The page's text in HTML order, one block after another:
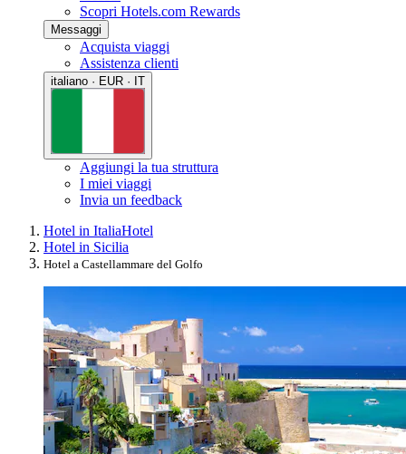
Scopri Hotels.com Rewards
Messaggi
Acquista viaggi
Assistenza clienti
italiano · EUR · IT
Aggiungi la tua struttura
I miei viaggi
Invia un feedback
Hotel in ItaliaHotel
Hotel in Sicilia
Hotel a Castellammare del Golfo